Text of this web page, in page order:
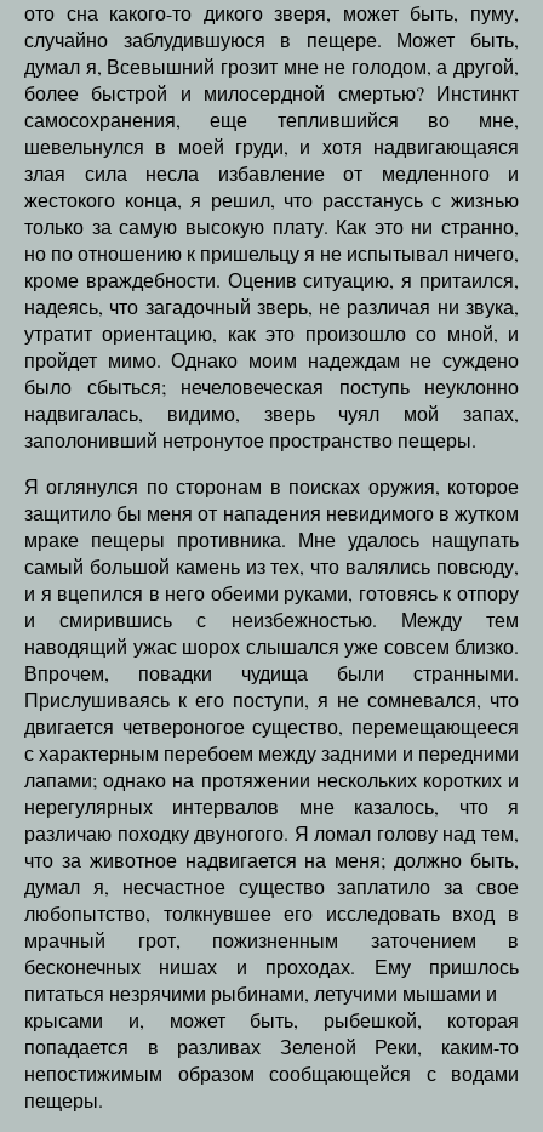
ото сна какого-то дикого зверя, может быть, пуму,
случайно заблудившуюся в пещере. Может быть,
думал я, Всевышний грозит мне не голодом, а другой,
более быстрой и милосердной смертью? Инстинкт
самосохранения, еще теплившийся во мне,
шевельнулся в моей груди, и хотя надвигающаяся
злая сила несла избавление от медленного и
жестокого конца, я решил, что расстанусь с жизнью
только за самую высокую плату. Как это ни странно,
но по отношению к пришельцу я не испытывал ничего,
кроме враждебности. Оценив ситуацию, я притаился,
надеясь, что загадочный зверь, не различая ни звука,
утратит ориентацию, как это произошло со мной, и
пройдет мимо. Однако моим надеждам не суждено
было сбыться; нечеловеческая поступь неуклонно
надвигалась, видимо, зверь чуял мой запах,
заполонивший нетронутое пространство пещеры.
Я оглянулся по сторонам в поисках оружия, которое
защитило бы меня от нападения невидимого в жутком
мраке пещеры противника. Мне удалось нащупать
самый большой камень из тех, что валялись повсюду,
и я вцепился в него обеими руками, готовясь к отпору
и смирившись с неизбежностью. Между тем
наводящий ужас шорох слышался уже совсем близко.
Впрочем, повадки чудища были странными.
Прислушиваясь к его поступи, я не сомневался, что
двигается четвероногое существо, перемещающееся
с характерным перебоем между задними и передними
лапами; однако на протяжении нескольких коротких и
нерегулярных интервалов мне казалось, что я
различаю походку двуногого. Я ломал голову над тем,
что за животное надвигается на меня; должно быть,
думал я, несчастное существо заплатило за свое
любопытство, толкнувшее его исследовать вход в
мрачный грот, пожизненным заточением в
бесконечных нишах и проходах. Ему пришлось
питаться незрячими рыбинами, летучими мышами и
крысами и, может быть, рыбешкой, которая
попадается в разливах Зеленой Реки, каким-то
непостижимым образом сообщающейся с водами
пещеры.